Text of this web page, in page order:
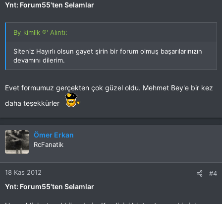
Ynt: Forum55'ten Selamlar
By_kimlik ®' Alıntı:
Siteniz Hayırlı olsun gayet şirin bir forum olmuş başarılarınızın
devamını dilerim.
Evet formumuz gerçekten çok güzel oldu. Mehmet Bey'e bir kez
daha teşekkürler
Ömer Erkan
RcFanatik
18 Kas 2012 #4
Ynt: Forum55'ten Selamlar